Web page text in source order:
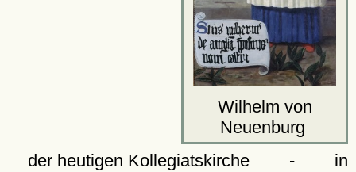
Wilhelm von
Neuenburg
der heutigen Kollegiatskirche- in